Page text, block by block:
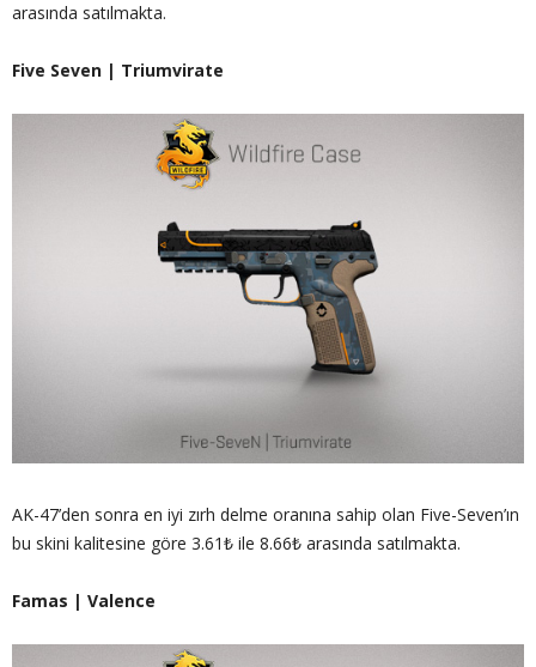
arasında satılmakta.
Five Seven | Triumvirate
AK-47’den sonra en iyi zırh delme oranına sahip olan Five-Seven’ın
bu skini kalitesine göre 3.61₺ ile 8.66₺ arasında satılmakta.
Famas | Valence